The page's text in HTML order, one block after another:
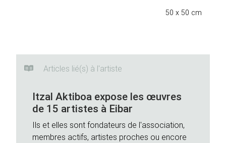
50 x 50 cm
Articles lié(s) à l'artiste
Itzal Aktiboa expose les œuvres
de 15 artistes à Eibar
Ils et elles sont fondateurs de l'association,
membres actifs, artistes proches ou encore